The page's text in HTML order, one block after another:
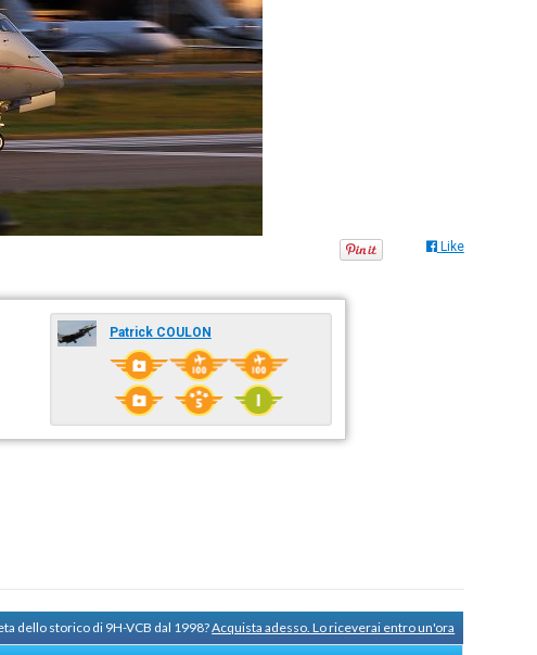
Like
Patrick COULON
dello storico di 9H-VCB dal 1998?Acquista adesso. Lo riceverai entro un'ora